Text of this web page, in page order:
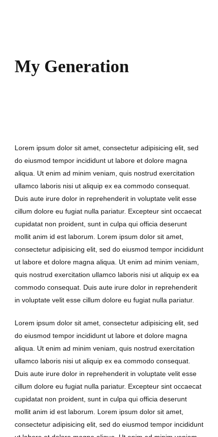
My Generation
Lorem ipsum dolor sit amet, consectetur adipisicing elit, sed
do eiusmod tempor incididunt ut labore et dolore magna
aliqua. Ut enim ad minim veniam, quis nostrud exercitation
ullamco laboris nisi ut aliquip ex ea commodo consequat.
Duis aute irure dolor in reprehenderit in voluptate velit esse
cillum dolore eu fugiat nulla pariatur. Excepteur sint occaecat
cupidatat non proident, sunt in culpa qui officia deserunt
mollit anim id est laborum. Lorem ipsum dolor sit amet,
consectetur adipisicing elit, sed do eiusmod tempor incididunt
ut labore et dolore magna aliqua. Ut enim ad minim veniam,
quis nostrud exercitation ullamco laboris nisi ut aliquip ex ea
commodo consequat. Duis aute irure dolor in reprehenderit
in voluptate velit esse cillum dolore eu fugiat nulla pariatur.
Lorem ipsum dolor sit amet, consectetur adipisicing elit, sed
do eiusmod tempor incididunt ut labore et dolore magna
aliqua. Ut enim ad minim veniam, quis nostrud exercitation
ullamco laboris nisi ut aliquip ex ea commodo consequat.
Duis aute irure dolor in reprehenderit in voluptate velit esse
cillum dolore eu fugiat nulla pariatur. Excepteur sint occaecat
cupidatat non proident, sunt in culpa qui officia deserunt
mollit anim id est laborum. Lorem ipsum dolor sit amet,
consectetur adipisicing elit, sed do eiusmod tempor incididunt